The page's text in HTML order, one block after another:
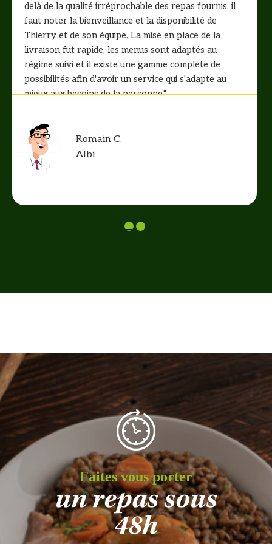
delà de la qualité irréprochable des repas fournis, il
faut noter la bienveillance et la disponibilité de
Thierry et de son équipe. La mise en place de la
livraison fut rapide, les menus sont adaptés au
régime suivi et il existe une gamme complète de
possibilités afin d'avoir un service qui s'adapte au
mieux aux besoins de la personne."
Romain C.
Albi
Faites vous porter
un repas sous
48h